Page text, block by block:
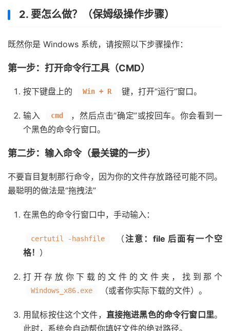
2. 要怎么做？（保姆级操作步骤）
既然你是 Windows 系统，请按照以下步骤操作：
第一步：打开命令行工具（CMD）
按下键盘上的 Win + R 键，打开“运行”窗口。
输入 cmd
，然后点击“确定”或按回车。你会看到一
个黑色的命令行窗口。
第二步：输入命令（最关键的一步）
不要盲目复制那行命令，因为你的文件存放路径可能不同。
最聪明的做法是“拖拽法”
在黑色的命令行窗口中，手动输入：
certutil -hashfile （注意：file 后面有一个空
格！ ）
打开存放你下载的文件的文件夹，找到那个
Windows_x86.exe （或者你实际下载的文件）。
用鼠标按住这个文件， 直接拖进黑色的命令行窗口里。
此时，系统会自动帮你填好文件的绝对路径。